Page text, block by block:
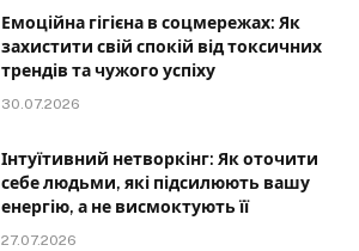
Емоційна гігієна в соцмережах: Як
захистити свій спокій від токсичних
трендів та чужого успіху
30.07.2026
Інтуїтивний нетворкінг: Як оточити
себе людьми, які підсилюють вашу
енергію, а не висмоктують її
27.07.2026